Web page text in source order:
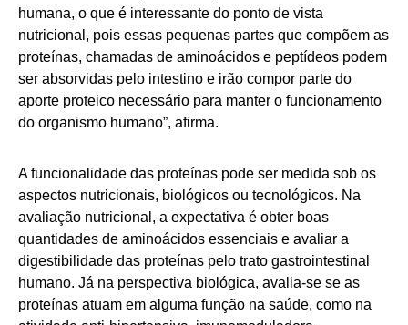
humana, o que é interessante do ponto de vista
nutricional, pois essas pequenas partes que compõem as
proteínas, chamadas de aminoácidos e peptídeos podem
ser absorvidas pelo intestino e irão compor parte do
aporte proteico necessário para manter o funcionamento
do organismo humano”, afirma.
A funcionalidade das proteínas pode ser medida sob os
aspectos nutricionais, biológicos ou tecnológicos. Na
avaliação nutricional, a expectativa é obter boas
quantidades de aminoácidos essenciais e avaliar a
digestibilidade das proteínas pelo trato gastrointestinal
humano. Já na perspectiva biológica, avalia-se se as
proteínas atuam em alguma função na saúde, como na